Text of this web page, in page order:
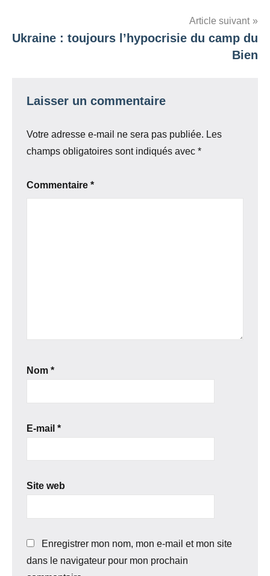
Article suivant
Ukraine : toujours l’hypocrisie du camp du
Bien
Laisser un commentaire
Votre adresse e-mail ne sera pas publiée. Les
champs obligatoires sont indiqués avec *
Commentaire *
Nom *
E-mail *
Site web
Enregistrer mon nom, mon e-mail et mon site
dans le navigateur pour mon prochain